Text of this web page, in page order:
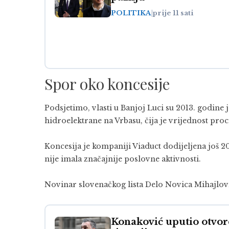
POLITIKAprije 11 sati
Spor oko koncesije
Podsjetimo, vlasti u Banjoj Luci su 2013.
hidroelektrane na Vrbasu, čija je vrijednost
Koncesija je kompaniji Viaduct dodijeljena još
nije imala značajnije poslovne aktivnosti.
Novinar slovenačkog lista Delo Novica
Konaković uputio